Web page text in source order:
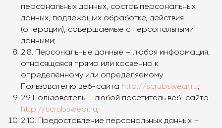
персональных данных, состав персональных
данных, подлежащих обработке, действия
(операции), совершаемые с персональными
данными;
2.8. Персональные данные – любая информация,
относящаяся прямо или косвенно к
определенному или определяемому
Пользователю веб-сайта http://scrubswear.ru;
2.9. Пользователь – любой посетитель веб-сайта
http://scrubswear.ru;
2.10. Предоставление персональных данных –